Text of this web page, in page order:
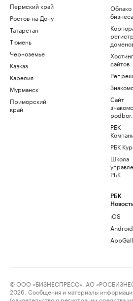
Пермский край
Ростов-на-Дону
Татарстан
Тюмень
Черноземье
Кавказ
Карелия
Мурманск
Приморский
край
Облако
бизнеса
Хостинг
сайтов
Сайт
РБК
РБК
Школа
РБК
РБК
iOS
Android
© ООО «БИЗНЕСПРЕСС», АО
2026. Сообщения и материалы